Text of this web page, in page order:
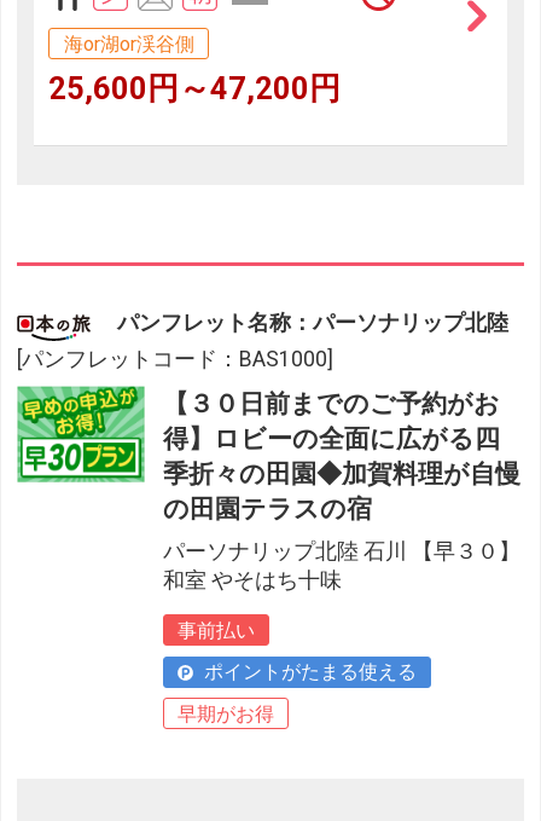
海or湖or渓谷側
25,600円～47,200円
パンフレット名称：パーソナリップ北陸
[パンフレットコード：BAS1000]
【３０日前までのご予約がお
得】ロビーの全面に広がる四
季折々の田園◆加賀料理が自慢
の田園テラスの宿
パーソナリップ北陸 石川 【早３０】
和室 やそはち十味
事前払い
ポイントがたまる使える
早期がお得